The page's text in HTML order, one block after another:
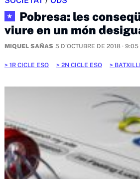
★
Pobresa: les
viure en un món
MIQUEL SAÑAS 5 D'OCTUBRE DE 2018 · 9:05
1R CICLE ESO 2N CICLE ESO